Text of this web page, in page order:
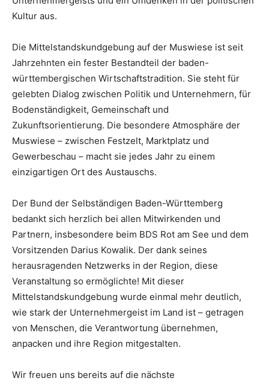
Kultur aus.
Die Mittelstandskundgebung auf der Muswiese ist seit
Jahrzehnten ein fester Bestandteil der baden-
württembergischen Wirtschaftstradition. Sie steht für
gelebten Dialog zwischen Politik und Unternehmern, für
Bodenständigkeit, Gemeinschaft und
Zukunftsorientierung. Die besondere Atmosphäre der
Muswiese – zwischen Festzelt, Marktplatz und
Gewerbeschau – macht sie jedes Jahr zu einem
einzigartigen Ort des Austauschs.
Der Bund der Selbständigen Baden-Württemberg
bedankt sich herzlich bei allen Mitwirkenden und
Partnern, insbesondere beim BDS Rot am See und dem
Vorsitzenden Darius Kowalik. Der dank seines
herausragenden Netzwerks in der Region, diese
Veranstaltung so ermöglichte! Mit dieser
Mittelstandskundgebung wurde einmal mehr deutlich,
wie stark der Unternehmergeist im Land ist – getragen
von Menschen, die Verantwortung übernehmen,
anpacken und ihre Region mitgestalten.
Wir freuen uns bereits auf die nächste